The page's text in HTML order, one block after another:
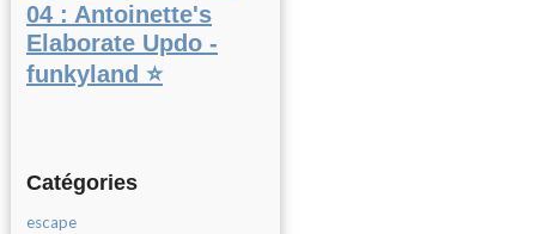
04 : Antoinette's
Elaborate Updo -
funkyland ⭐
Catégories
escape